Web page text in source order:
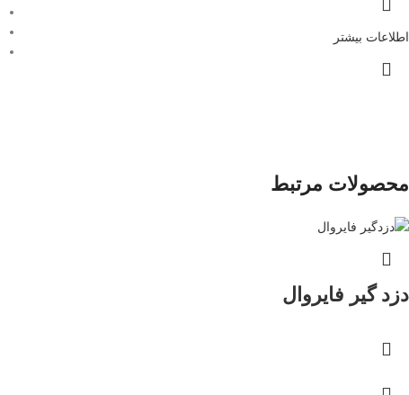
اطلاعات بیشتر
محصولات مرتبط
دزد گیر فایروال